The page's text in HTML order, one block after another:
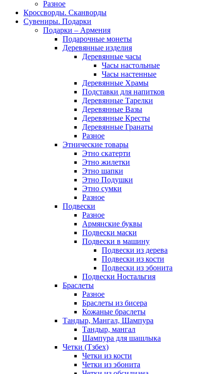
Разное
Кроссворды. Сканворды
Сувениры. Подарки
Подарки – Армения
Подарочные монеты
Деревянные изделия
Деревянные часы
Часы настольные
Часы настенные
Деревянные Храмы
Подставки для напитков
Деревянные Тарелки
Деревянные Вазы
Деревянные Кресты
Деревянные Гранаты
Разное
Этнические товары
Этно скатерти
Этно жилетки
Этно шапки
Этно Подушки
Этно сумки
Разное
Подвески
Разное
Армянские буквы
Подвески маски
Подвески в машину
Подвески из дерева
Подвески из кости
Подвески из эбонита
Подвески Ностальгия
Браслеты
Разное
Браслеты из бисера
Кожаные браслеты
Тандыр, Мангал, Шампура
Тандыр, мангал
Шампура для шашлыка
Четки (Тзбех)
Четки из кости
Четки из эбонита